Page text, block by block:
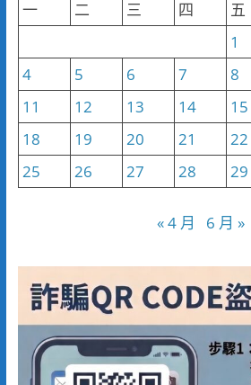
一
二 三 四 五
1
4
5 6 7 8
11
12 13 14 15
18
19 20 21 22
25
26 27 28 29
« 4 月 6 月 »